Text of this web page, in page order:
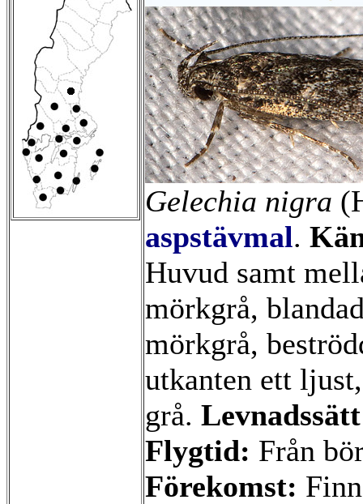
Gelechia nigra
aspstävmal.
Huvud samt
mörkgrå,
mörkgrå,
utkanten ett
grå.
Flygtid: Från
Förekomst: